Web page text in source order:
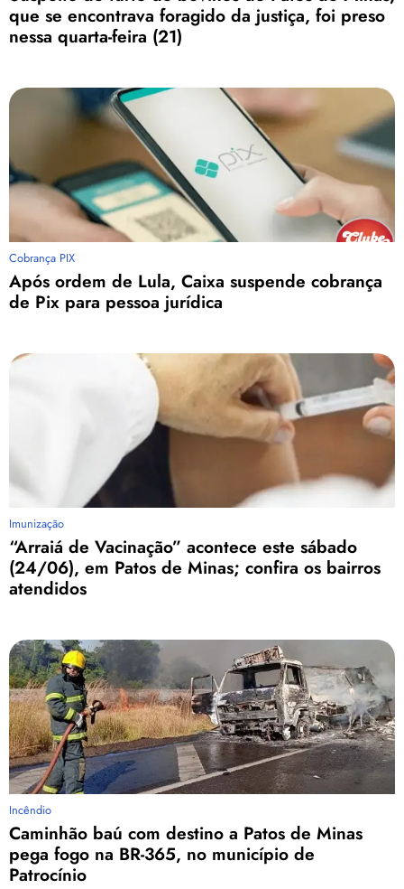
que se encontrava foragido da justiça, foi preso
nessa quarta-feira (21)
Cobrança PIX
Após ordem de Lula, Caixa suspende cobrança
de Pix para pessoa jurídica
Imunização
“Arraiá de Vacinação” acontece este sábado
(24/06), em Patos de Minas; confira os bairros
atendidos
Incêndio
Caminhão baú com destino a Patos de Minas
pega fogo na BR-365, no município de
Patrocínio